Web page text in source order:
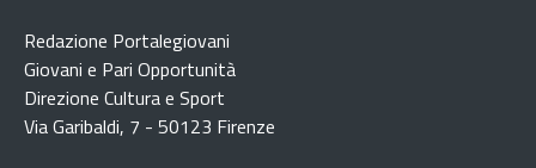
Redazione Portalegiovani
Giovani e Pari Opportunità
Direzione Cultura e Sport
Via Garibaldi, 7 - 50123 Firenze